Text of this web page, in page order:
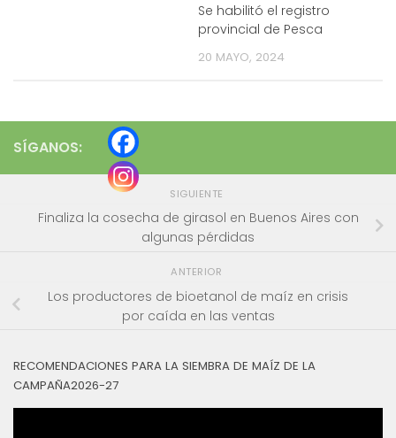
Se habilitó el registro
provincial de Pesca
20 MAYO, 2024
SÍGANOS:
SIGUIENTE
Finaliza la cosecha de girasol en Buenos Aires con
algunas pérdidas
ANTERIOR
Los productores de bioetanol de maíz en crisis
por caída en las ventas
RECOMENDACIONES PARA LA SIEMBRA DE MAÍZ DE LA
CAMPAÑA2026-27